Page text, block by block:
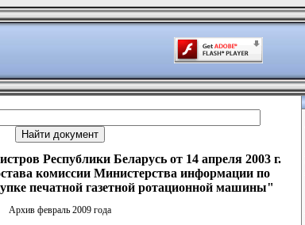
Республики Беларусь от 14 апреля 2003 г.
комиссии Министерства информации по
печатной газетной ротационной машины"
Архив февраль 2009 года